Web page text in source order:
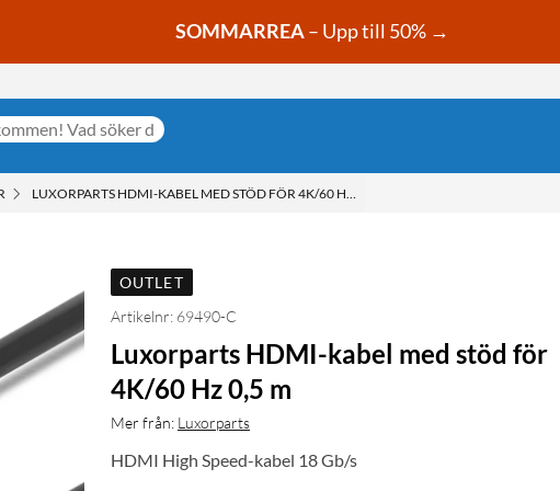
SOMMARREA– Upp till 50% →
LUXORPARTS HDMI-KABEL MED STÖD FÖR 4K/60 HZ 0,5 M
OUTLET
Artikelnr: 69490-C
Luxorparts HDMI-kabel med stöd för
4K/60 Hz 0,5 m
Mer från: Luxorparts
HDMI High Speed-kabel 18 Gb/s